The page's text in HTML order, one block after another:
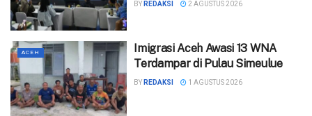
BY REDAKSI 2 AGUSTUS 2026
ACEH
Imigrasi Aceh Awasi 13 WNA
Terdampar di Pulau Simeulue
BY REDAKSI 1 AGUSTUS 2026